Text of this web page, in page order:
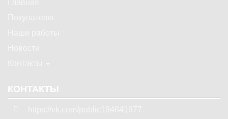
КОНТАКТЫ